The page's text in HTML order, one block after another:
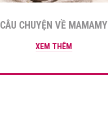
CÂU CHUYỆN VỀ MAMAMY
XEM THÊM